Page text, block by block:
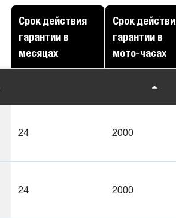
Срок действия
гарантии в
месяцах
Срок
гарантии в
мото-часах
24 2000
24 2000